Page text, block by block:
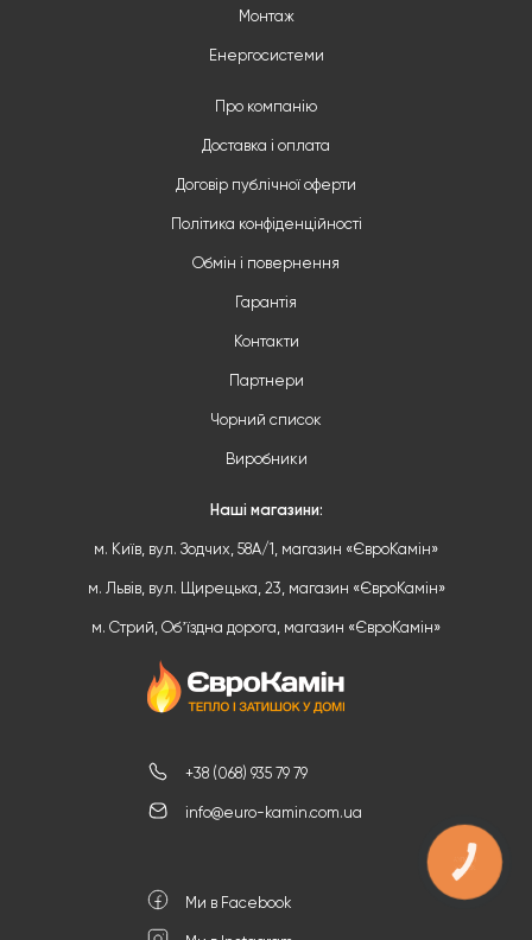
+38 (068) 935 79 79
info@euro-kamin.com.ua
Ми в Facebook
Монтаж
Енергосистеми
Про компанію
Доставка і оплата
Договір публічної оферти
Політика конфіденційності
Обмін і повернення
Гарантія
Контакти
Партнери
Чорний список
Виробники
Наші магазини:
м. Київ, вул. Зодчих, 58А/1, магазин «ЄвроКамін»
м. Львів, вул. Щирецька, 23, магазин «ЄвроКамін»
м. Стрий, Обʼїздна дорога, магазин «ЄвроКамін»
КНОПКА
ЗВ'ЯЗКУ